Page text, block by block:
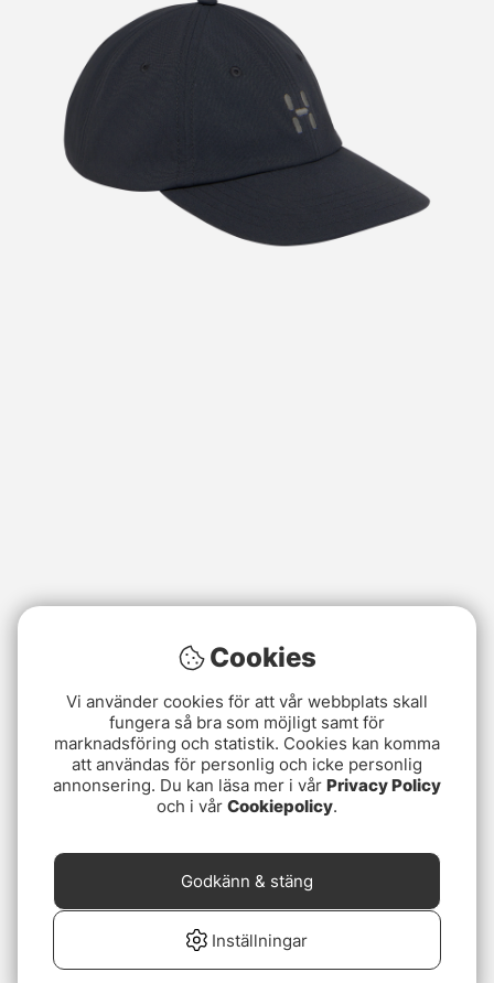
Cookies
Vi använder cookies för att vår webbplats skall
fungera så bra som möjligt samt för
marknadsföring och statistik. Cookies kan komma
att användas för personlig och icke personlig
annonsering. Du kan läsa mer i vår Privacy Policy
och i vår Cookiepolicy.
Inställningar
Godkänn & stäng